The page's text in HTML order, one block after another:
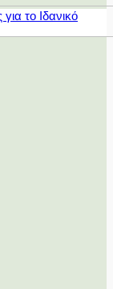
το Ιδανικό